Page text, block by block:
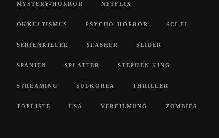
MYSTERY-HORROR NETFLIX
OKKULTISMUS PSYCHO-HORROR SCI FI
SERIENKILLER SLASHER SLIDER
SPANIEN SPLATTER STEPHEN KING
STREAMING SÜDKOREA THRILLER
TOPLISTE USA VERFILMUNG ZOMBIES